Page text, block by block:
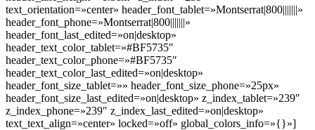
text_orientation=»center» header_font_tablet=»Montserrat|800|||||||»
header_font_phone=»Montserrat|800|||||||»
header_font_last_edited=»on|desktop»
header_text_color_tablet=»#BF5735″
header_text_color_phone=»#BF5735″
header_text_color_last_edited=»on|desktop»
header_font_size_tablet=»» header_font_size_phone=»25px»
header_font_size_last_edited=»on|desktop» z_index_tablet=»239″
z_index_phone=»239″ z_index_last_edited=»on|desktop»
text_text_align=»center» locked=»off» global_colors_info=»{}»]